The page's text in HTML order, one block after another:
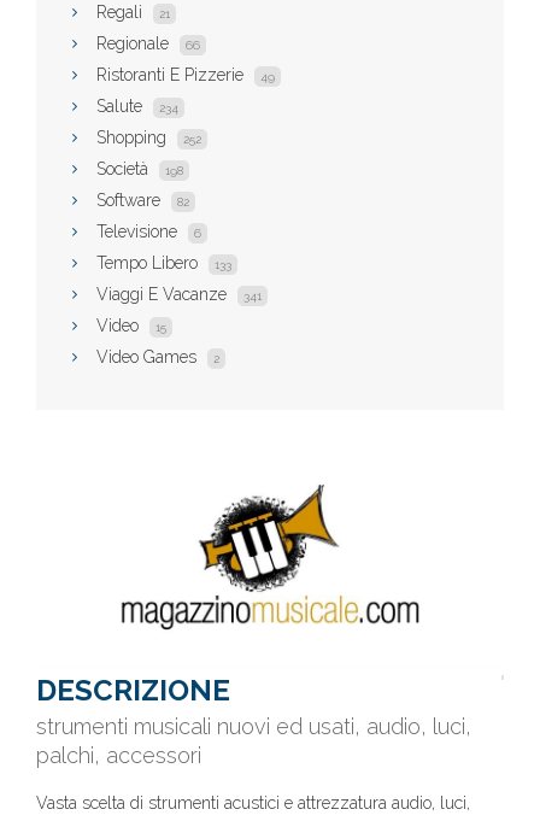
Regali 21
Regionale 66
Ristoranti E Pizzerie 49
Salute 234
Shopping 252
Società 198
Software 82
Televisione 6
Tempo Libero 133
Viaggi E Vacanze 341
Video 15
Video Games 2
DESCRIZIONE
strumenti musicali nuovi ed usati, audio, luci,
palchi, accessori
Vasta scelta di strumenti acustici e attrezzatura audio, luci,